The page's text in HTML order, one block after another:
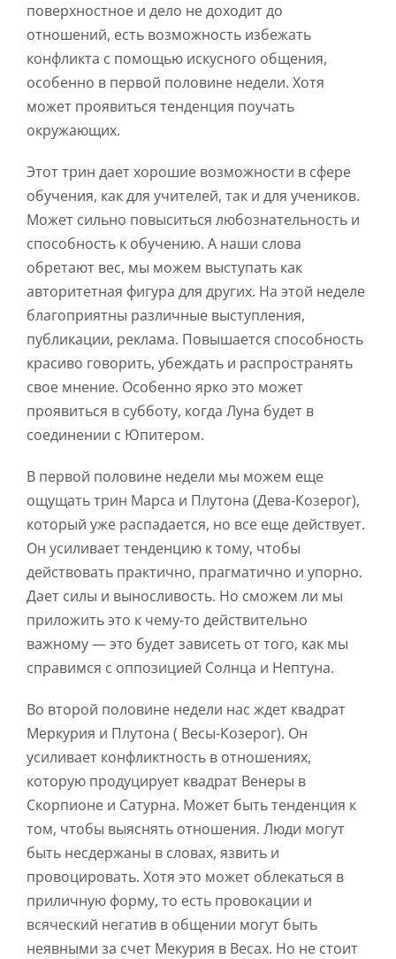
поверхностное и дело не доходит до
отношений, есть возможность избежать
конфликта с помощью искусного общения,
особенно в первой половине недели. Хотя
может проявиться тенденция поучать
окружающих.
Этот трин дает хорошие возможности в сфере
обучения, как для учителей, так и для учеников.
Может сильно повыситься любознательность и
способность к обучению. А наши слова
обретают вес, мы можем выступать как
авторитетная фигура для других. На этой неделе
благоприятны различные выступления,
публикации, реклама. Повышается способность
красиво говорить, убеждать и распространять
свое мнение. Особенно ярко это может
проявиться в субботу, когда Луна будет в
соединении с Юпитером.
В первой половине недели мы можем еще
ощущать трин Марса и Плутона (Дева-Козерог),
который уже распадается, но все еще действует.
Он усиливает тенденцию к тому, чтобы
действовать практично, прагматично и упорно.
Дает силы и выносливость. Но сможем ли мы
приложить это к чему-то действительно
важному — это будет зависеть от того, как мы
справимся с оппозицией Солнца и Нептуна.
Во второй половине недели нас ждет квадрат
Меркурия и Плутона ( Весы-Козерог). Он
усиливает конфликтность в отношениях,
которую продуцирует квадрат Венеры в
Скорпионе и Сатурна. Может быть тенденция к
том, чтобы выяснять отношения. Люди могут
быть несдержаны в словах, язвить и
провоцировать. Хотя это может облекаться в
приличную форму, то есть провокации и
всяческий негатив в общении могут быть
неявными за счет Мекурия в Весах. Но не стоит